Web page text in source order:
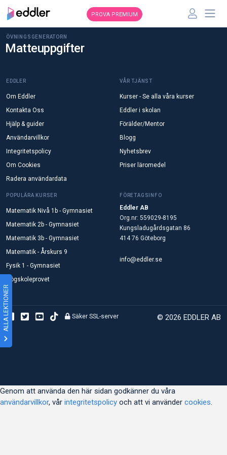
ALLA LEKTIONER
PROVA PREMIUM
ÖVNINGSGENERATORN
Matteuppgifter
EDDLER
Om Eddler
Kontakta Oss
Hjälp & guider
Användarvillkor
Integritetspolicy
Om Cookies
Radera användardata
VÅR TJÄNST
Kurser - Se alla våra kurser
Eddler i skolan
Förälder/Mentor
Blogg
Nyhetsbrev
Priser läromedel
POPULÄRA KURSER
Matematik Nivå 1b - Gymnasiet
Matematik 2b - Gymnasiet
Matematik 3b - Gymnasiet
Matematik - Årskurs 9
Fysik 1 - Gymnasiet
Högskoleprovet
FÖRETAGSINFO
Eddler AB
Org.nr: 559029-8195
Kungsladugårdsgatan 86
414 76 Göteborg
info@eddler.se
© 2026 EDDLER AB
Säker SSL-server
Genom att använda den här sidan godkänner du våra
användarvillkor, vår integritetspolicy och att vi använder cookies.